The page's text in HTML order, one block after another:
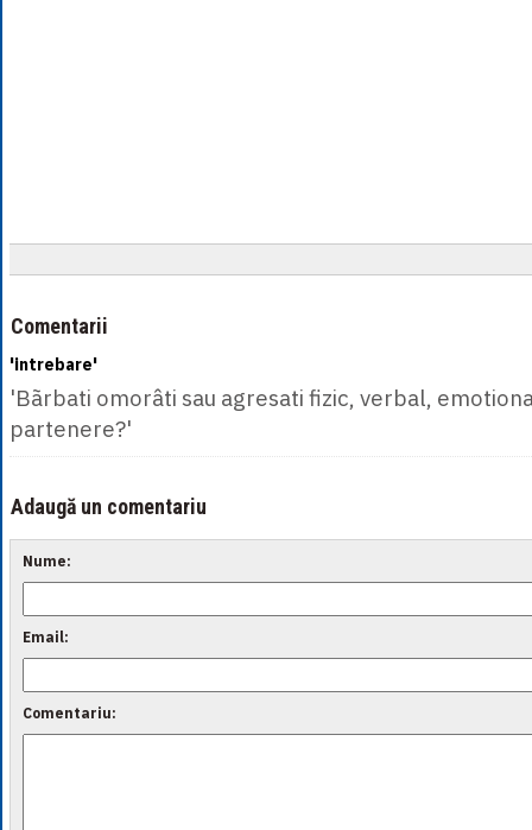
Comentarii
'intrebare'
'Bãrbati omorâti sau agresati fizic, verbal,
partenere?'
Adaugă un comentariu
Nume:
Email:
Comentariu: